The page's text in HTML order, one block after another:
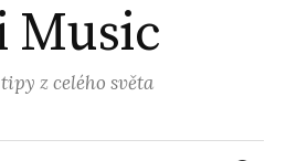
Music
z celého světa